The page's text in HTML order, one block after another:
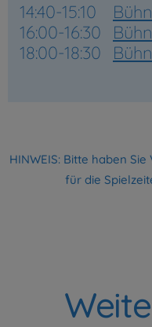
14:40-15:10
16:00-16:30
18:00-18:30
HINWEIS: Bitte haben
für die